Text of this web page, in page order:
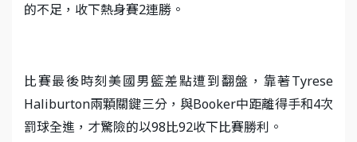
的不足，收下熱身賽2連勝。
比賽最後時刻美國男籃差點遭到翻盤，靠著Tyrese
Haliburton兩顆關鍵三分，與Booker中距離得手和4次
罰球全進，才驚險的以98比92收下比賽勝利。